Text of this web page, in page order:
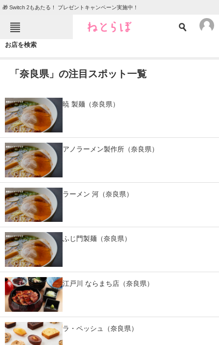
🎁 Switch 2もあたる！ プレゼントキャンペーン実施中！
ねとらぼメニュー
エンタメ クイズ
住まい
動物
会員記事
メディア
注目記事を集めた総合ページ
ITの今と未来を見通す
スマホと通信の最新トレンド
進化するPCとデバイスの未来
好きが集まる 比べて選べる
ビジネスと働き方のヒント
企業ITのトレンドを詳説
お店を検索
「奈良県」の注目スポット一覧
暁 製麺（奈良県）
アノラーメン製作所（奈良県）
ラーメン 河（奈良県）
ふじ門製麺（奈良県）
江戸川 ならまち店（奈良県）
ラ・ペッシュ（奈良県）